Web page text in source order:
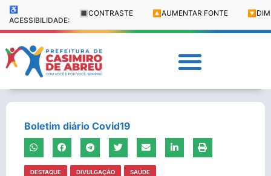
♿
ACESSIBILIDADE:
🔳 CONTRASTE 🔼 AUMENTAR FONTE 🔽
Boletim diário Covid19
DESTAQUE DIVULGAÇÃO SAÚDE